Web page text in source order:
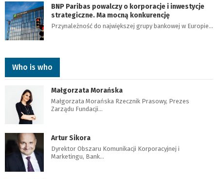
BNP Paribas powalczy o korporacje i inwestycje
strategiczne. Ma mocną konkurencję
Przynależność do największej grupy bankowej w Europie…
Who is who
Małgorzata Morańska
Małgorzata Morańska Rzecznik Prasowy, Prezes
Zarządu Fundacji…
Artur Sikora
Dyrektor Obszaru Komunikacji Korporacyjnej i
Marketingu, Bank…